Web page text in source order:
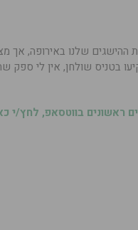
שלנו באירופה, אך
בטניס שולחן, אין לי ספק
ראשונים בווטסאפ, לחץ/י